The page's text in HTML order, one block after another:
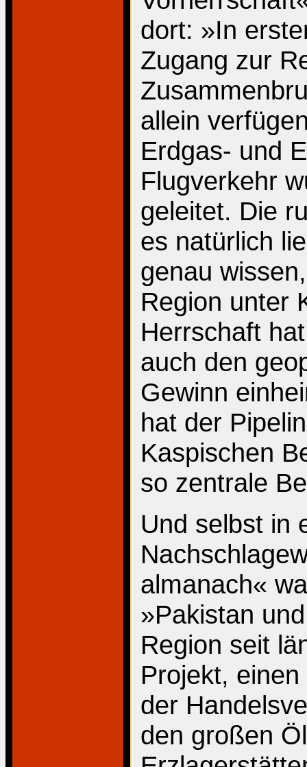
dort: »In
Zugang zur
allein
Erdgas- und
Flugverkehr
geleitet. Die
es natürlich
genau
Region unter
Herrschaft
auch den
Gewinn
hat der
Kaspischen
so zentrale
Und selbst in
almanach«
»Pakistan
Region seit
Projekt,
der
den großen